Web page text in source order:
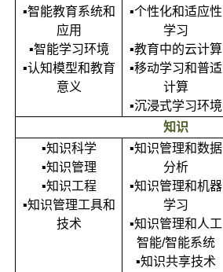
▪智能教育系统和
应用
▪智能学习环境
▪认知模型和教育
意义
▪个性化和适应性
学习
▪教育中的云计算
▪移动学习和普适
计算
▪沉浸式学习环境
知识
▪知识科学
▪知识管理
▪知识工程
▪知识管理工具和
技术
▪知识管理和数据
分析
▪知识管理和机器
学习
▪知识管理和人工
智能/智能系统
▪知识共享技术